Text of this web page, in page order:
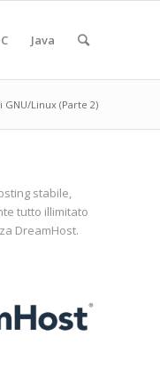
C Java
Linux (Parte 2)
stabile,
tutto illimitato
DreamHost.